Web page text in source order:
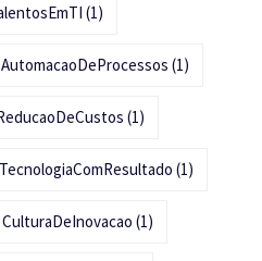
(1)
AutomacaoDeProcessos (1)
(1)
TecnologiaComResultado (1)
CulturaDeInovacao (1)